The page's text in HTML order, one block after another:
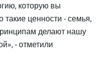
которую вы
такие ценности - семья,
делают нашу
- отметили